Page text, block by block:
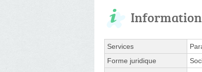
Services
Forme juridique